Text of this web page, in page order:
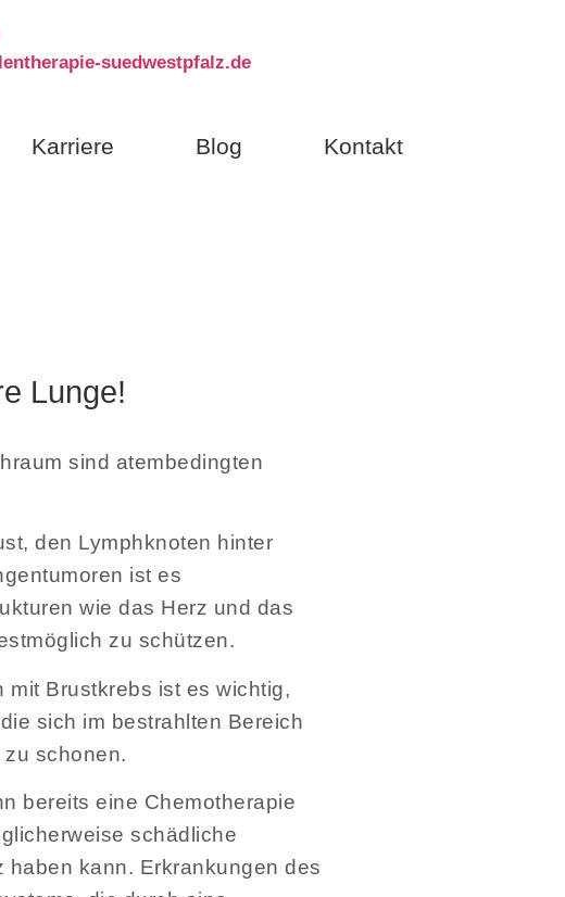
suedwestpfalz.de
Karriere Blog Kontakt
Lunge!
sind atembedingten
den Lymphknoten hinter
ist es
wie das Herz und das
zu schützen.
Brustkrebs ist es wichtig,
sich im bestrahlten Bereich
schonen.
bereits eine Chemotherapie
schädliche
haben kann. Erkrankungen des